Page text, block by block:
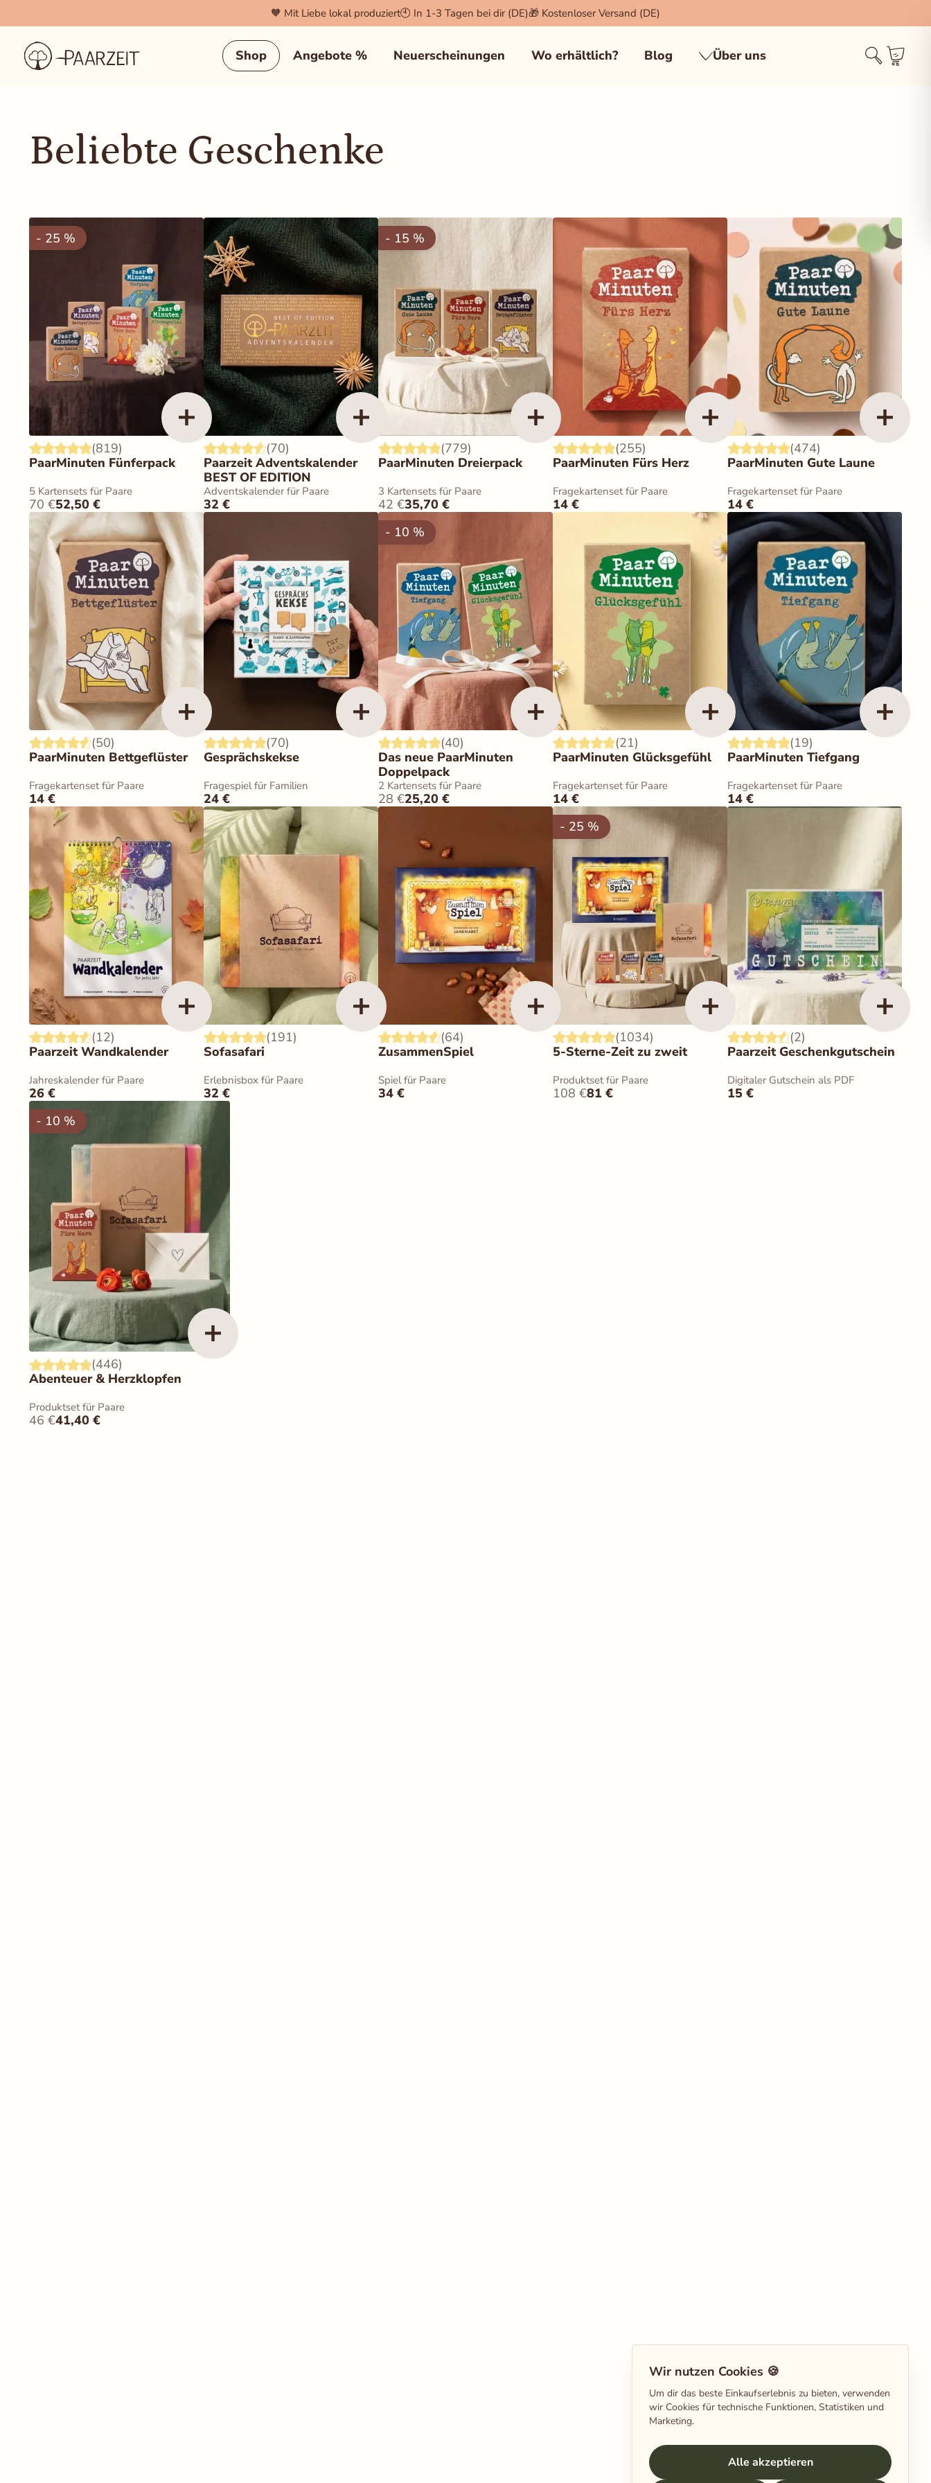
🧡 Mit Liebe lokal produziert🕙 In 1-3 Tagen bei dir (DE)🎁 Kostenloser Versand (DE)
Shop Angebote % Neuerscheinungen Wo erhältlich? Blog Über uns
Beliebte Geschenke
- 25 %
(819)
PaarMinuten Fünferpack
5 Kartensets für Paare
70 €52,50 €
(70)
Paarzeit Adventskalender
BEST OF EDITION
Adventskalender für Paare
32 €
- 15 %
(779)
PaarMinuten Dreierpack
3 Kartensets für Paare
42 €35,70 €
(255)
PaarMinuten Fürs Herz
Fragekartenset für Paare
14 €
(474)
PaarMinuten Gute Laune
Fragekartenset für Paare
14 €
(50)
PaarMinuten Bettgeflüster
Fragekartenset für Paare
14 €
(70)
Gesprächskekse
Fragespiel für Familien
24 €
- 10 %
(40)
Das neue PaarMinuten
Doppelpack
2 Kartensets für Paare
28 €25,20 €
(21)
PaarMinuten Glücksgefühl
Fragekartenset für Paare
14 €
(19)
PaarMinuten Tiefgang
Fragekartenset für Paare
14 €
(12)
Paarzeit Wandkalender
Jahreskalender für Paare
26 €
(191)
Sofasafari
Erlebnisbox für Paare
32 €
(64)
ZusammenSpiel
Spiel für Paare
34 €
- 25 %
(1034)
5-Sterne-Zeit zu zweit
Produktset für Paare
108 €81 €
(2)
Paarzeit Geschenkgutschein
Digitaler Gutschein als PDF
15 €
- 10 %
(446)
Abenteuer & Herzklopfen
Produktset für Paare
46 €41,40 €
Wir nutzen Cookies 🍪
Um dir das beste Einkaufserlebnis zu bieten, verwenden
wir Cookies für technische Funktionen, Statistiken und
Marketing.
Alle akzeptieren
Cookie Einstellungen ×
(WooCommerce) korrekt funktionieren.
Marketing & Tracking
Wird verwendet, um dir für dich relevante Inhalte und Werbung anzuzeigen (z.B. Facebook Pixel,
Auswahl speichern Alle akzeptieren